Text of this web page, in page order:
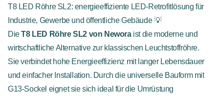
T8 LED Röhre SL2: energieeffiziente LED-Retrofitlösung für
Industrie, Gewerbe und öffentliche Gebäude 💡
DieT8 LED Röhre SL2 von Neworaist die moderne und
wirtschaftliche Alternative zur klassischen Leuchtstoffröhre.
Sie verbindet hohe Energieeffizienz mit langer Lebensdauer
und einfacher Installation. Durch die universelle Bauform mit
G13-Sockel eignet sie sich ideal für die Umrüstung